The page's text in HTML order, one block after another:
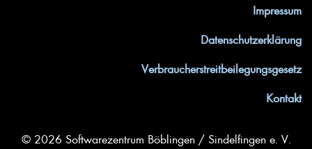
Impressum
Datenschutzerklärung
Verbraucherstreitbeilegungsgesetz
Kontakt
© 2026 Softwarezentrum Böblingen / Sindelfingen e. V.